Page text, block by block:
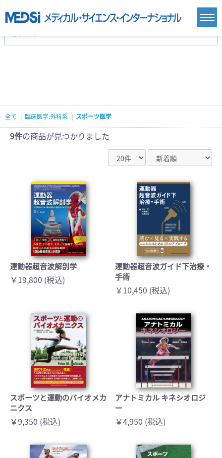
臨床医学:一般(359) 臨床医学:内科系(407)
基礎医学(93)
看護学(21)
医療技術(16)
栄養学(0)
薬学(7)
医学一般(91) マルチメディア(0)
全て | 臨床医学:外科系 | スポーツ医学
9件の商品が見つかりました
運動器超音波解剖学
￥19,800 (税込)
運動器超音波ガイド下治療・
手術
￥10,450 (税込)
スポーツと運動のバイオメカ
ニクス
￥9,350 (税込)
アナトミカル キネシオロジ
ー
￥4,950 (税込)